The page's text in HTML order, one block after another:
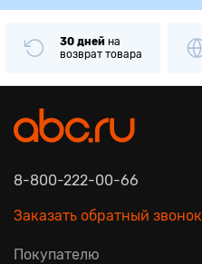
30 дней на
возврат товара
8-800-222-00-66
Заказать обратный звонок
Покупателю